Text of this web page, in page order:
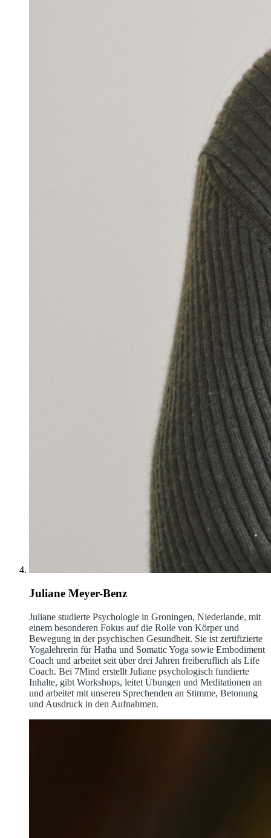
Juliane Meyer-Benz
Juliane studierte Psychologie in Groningen, Niederlande, mit
einem besonderen Fokus auf die Rolle von Körper und
Bewegung in der psychischen Gesundheit. Sie ist zertifizierte
Yogalehrerin für Hatha und Somatic Yoga sowie Embodiment
Coach und arbeitet seit über drei Jahren freiberuflich als Life
Coach. Bei 7Mind erstellt Juliane psychologisch fundierte
Inhalte, gibt Workshops, leitet Übungen und Meditationen an
und arbeitet mit unseren Sprechenden an Stimme, Betonung
und Ausdruck in den Aufnahmen.